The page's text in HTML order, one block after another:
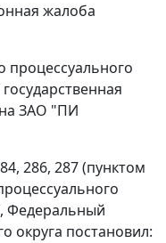
жалоба
процессуального
ЗАО "ПИ
, 286, 287 (пунктом
Федеральный
округа постановил: